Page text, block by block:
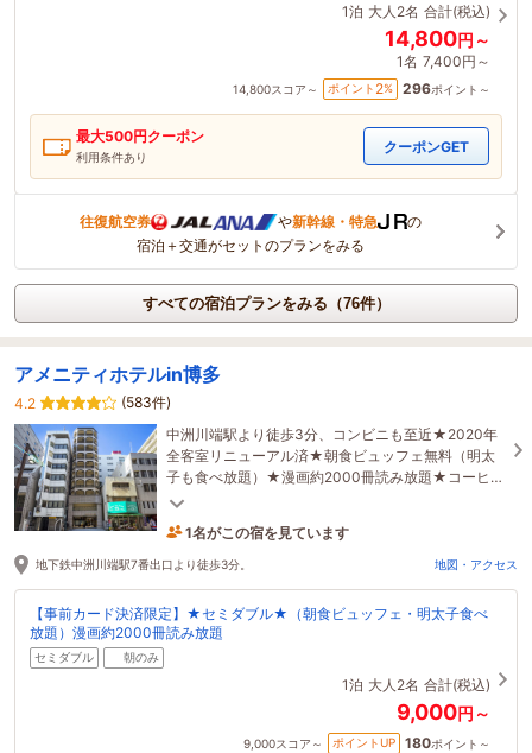
1泊 大人2名 合計(税込)
14,800円～
1名 7,400円～
14,800スコア～ ポイント 2% 296ポイント～
最大500円クーポン
利用条件あり
クーポンGET
往復航空券 や新幹線・特急
の
宿泊＋交通がセットのプランをみる
すべての宿泊プランをみる（76件）
アメニティホテルin博多
4.2
(583件)
中洲川端駅より徒歩3分、コンビニも至近★2020年
全客室リニューアル済★朝食ビュッフェ無料（明太
子も食べ放題）★漫画約2000冊読み放題★コーヒー
無料サービス★ミネラルウォーター1本サービス★
1名がこの宿を見ています
50分前に予約されました
地下鉄中洲川端駅7番出口より徒歩3分。 地図・アクセス
【事前カード決済限定】★セミダブル★（朝食ビュッフェ・明太子食べ
放題）漫画約2000冊読み放題
セミダブル 朝のみ
1泊 大人2名 合計(税込)
9,000円～
9,000スコア～ ポイントUP 180ポイント～